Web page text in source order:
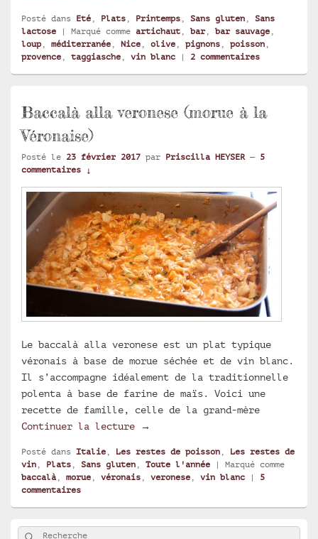
Posté dans Eté , Plats , Printemps , Sans gluten , Sans
lactose
| Marqué comme artichaut , bar, bar sauvage ,
loup , méditerranée , Nice , olive , pignons , poisson ,
provence , taggiasche , vin blanc | 2 commentaires
Baccalà alla veronese (morue à la
Véronaise)
Posté le 23 février 2017 par Priscilla HEYSER — 5
commentaires ↓
Le baccalà alla veronese est un plat typique
véronais à base de morue séchée et de vin blanc.
Il s’accompagne idéalement de la traditionnelle
polenta à base de farine de maïs. Voici une
recette de famille, celle de la grand-mère
Continuer la lecture
Baccalà alla veronese (morue à
→
Posté dans Italie , Les restes de poisson , Les restes de
vin , Plats , Sans gluten , Toute l'année | Marqué comme
baccalà , morue , véronais , veronese , vin blanc | 5
commentaires
Zone
Recherche :
Rechercher